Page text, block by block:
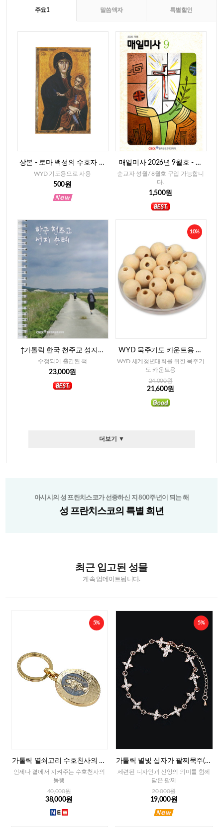
주요1 말씀액자 특별할인
상본 - 로마 백성의 수호자 성
모님, 2매
WYD 기도용으로 사용
500원
매일미사 2026년 9월호 - 일
반판
순교자 성월/ 8월호 구입 가능합니
다.
1,500원
†가톨릭 한국 천주교 성지순
례(개정중보판)
수정되어 출간된 책
23,000원
10%
WYD 묵주기도 카운트용 베
이지색 나무알-15mm(300개)
WYD 세계청년대회를 위한 묵주기
도 카운트용
24,000원
21,600원
더보기 ▼
아시시의 성 프란치스코가 선종하신 지 800주년이 되는 해
성 프란치스코의 특별 희년
최근 입고된 성물
계속 업데이트됩니다.
5%
가톨릭 열쇠고리 수호천사의 축
복(프랑스)
언제나 곁에서 지켜주는 수호천사의
동행
40,000원
38,000원
5%
가톨릭 별빛 십자가 팔찌묵주(로
즈골드)
세련된 디자인과 신앙의 의미를 함께
담은 팔찌
20,000원
19,000원